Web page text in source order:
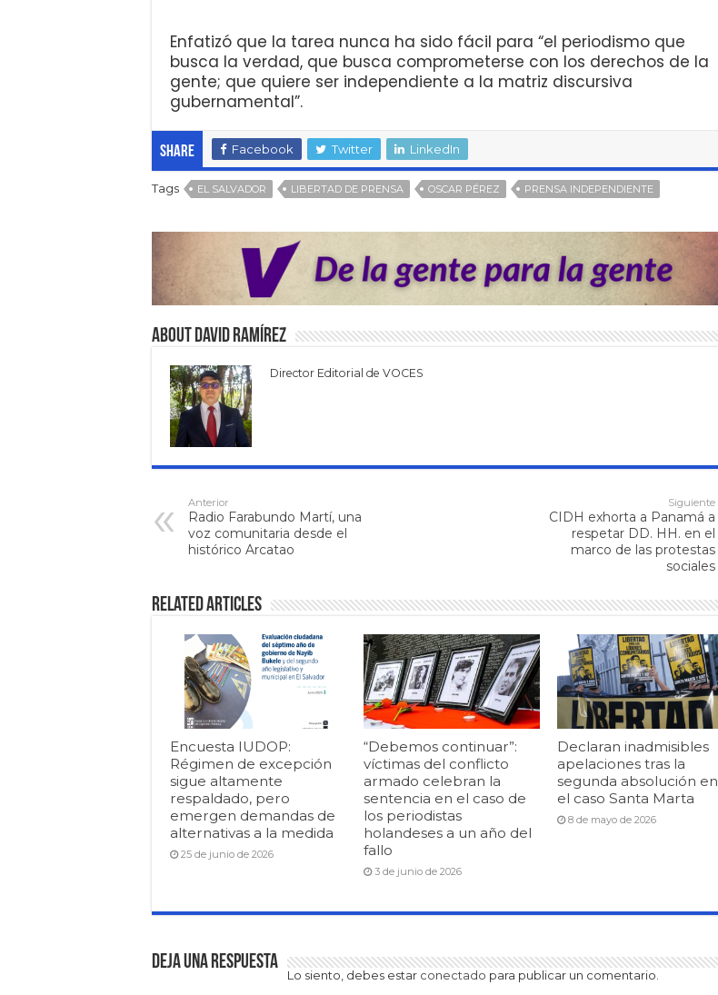
Enfatizó que la tarea nunca ha sido fácil para “el periodismo que
busca la verdad, que busca comprometerse con los derechos de la
gente; que quiere ser independiente a la matriz discursiva
gubernamental”.
Share Facebook Twitter LinkedIn
Tags EL SALVADOR LIBERTAD DE PRENSA OSCAR PÉREZ PRENSA INDEPENDIENTE
About David Ramírez
Director Editorial de VOCES
Anterior
Radio Farabundo Martí, una
voz comunitaria desde el
histórico Arcatao
Siguiente
CIDH exhorta a Panamá a
respetar DD. HH. en el
marco de las protestas
sociales
Related Articles
Encuesta IUDOP:
Régimen de excepción
sigue altamente
respaldado, pero
emergen demandas de
alternativas a la medida
25 de junio de 2026
“Debemos continuar”:
víctimas del conflicto
armado celebran la
sentencia en el caso de
los periodistas
holandeses a un año del
fallo
3 de junio de 2026
Declaran inadmisibles
apelaciones tras la
segunda absolución en
el caso Santa Marta
8 de mayo de 2026
Deja una respuesta
Lo siento, debes estar conectado para publicar un comentario.